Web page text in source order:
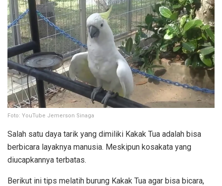
Foto: YouTube Jemerson Sinaga
Salah satu daya tarik yang dimiliki Kakak Tua adalah bisa
berbicara layaknya manusia. Meskipun kosakata yang
diucapkannya terbatas.
Berikut ini tips melatih burung Kakak Tua agar bisa bicara,